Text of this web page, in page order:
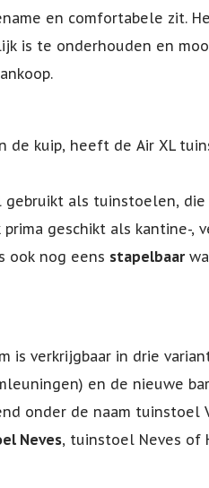
en comfortabele zit.
is te onderhouden en
de kuip, heeft de Air XL
als tuinstoelen,
geschikt als kantine-,
ook nog eens stapelbaar
is verkrijgbaar in drie
en de nieuwe
onder de naam tuinstoel
Neves, tuinstoel Neves of